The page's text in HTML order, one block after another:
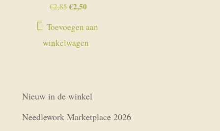
€2,85Oorspronkelijke
was:
€2,85.
€2,50Huidige
is:
€2,50.
Toevoegen aan
winkelwagen
Nieuw in de winkel
Needlework Marketplace 2026